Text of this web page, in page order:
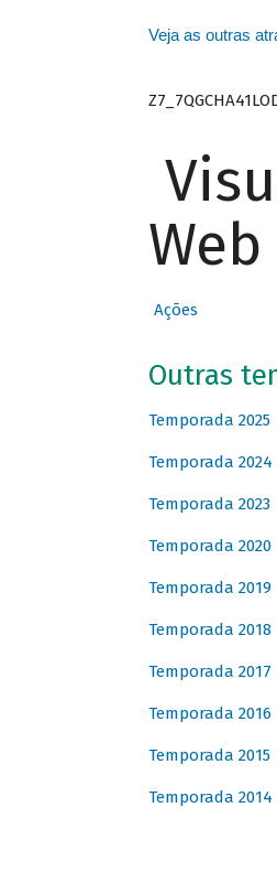
Veja as outras
Web
Ações
Outras
Temporada 2025
Temporada 2024
Temporada 2023
Temporada 2020
Temporada 2019
Temporada 2018
Temporada 2017
Temporada 2016
Temporada 2015
Temporada 2014